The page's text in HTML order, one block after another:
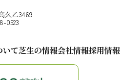
久乙3469
0523
て芝生の情報会社情報採用情報